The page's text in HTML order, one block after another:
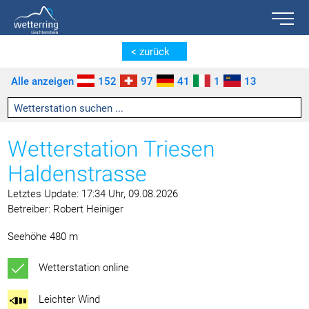
Zum Inhalt springen [AK + 0]
Zum linken senkrechten Seitenmenü springen [AK + 1]
Zum rechten senkrechten Seitenmenü springen [AK + 2]
Zu den Inhalten im Fußbereich springen [AK + 3]
Toggle
< zurück
Alle anzeigen 152 97 41 1 13
Wetterstation Triesen
Haldenstrasse
Letztes Update: 17:34 Uhr, 09.08.2026
Betreiber: Robert Heiniger
Seehöhe 480 m
Wetterstation online
Leichter Wind